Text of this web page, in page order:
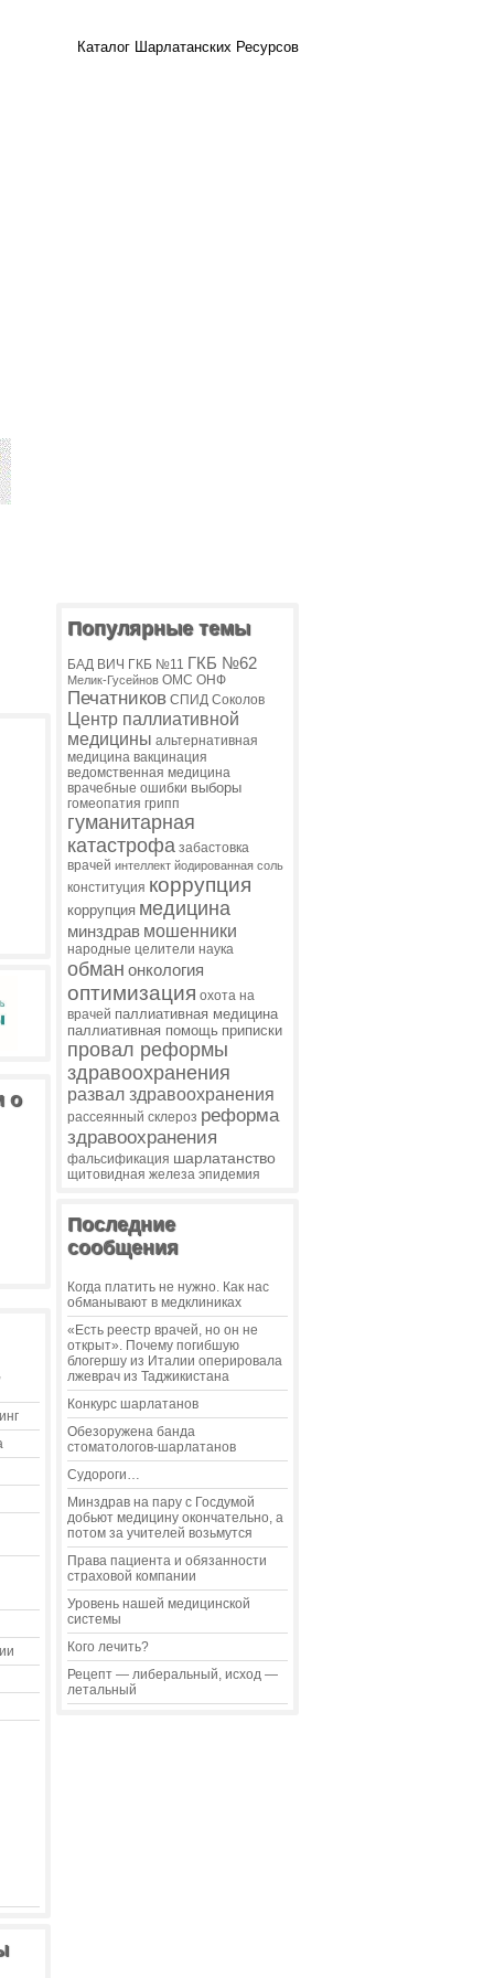
Каталог Шарлатанских Ресурсов
о
Популярные темы
БАД ВИЧ ГКБ №11 ГКБ №62
Мелик-Гусейнов ОМС ОНФ
Печатников СПИД Соколов
Центр паллиативной
медицины альтернативная
медицина вакцинация
ведомственная медицина
врачебные ошибки выборы
гомеопатия грипп
гуманитарная
катастрофа забастовка
врачей интеллект йодированная соль
конституция коррупция
коррупция медицина
минздрав мошенники
народные целители наука
обман онкология
оптимизация охота на
врачей паллиативная медицина
паллиативная помощь приписки
провал реформы
здравоохранения
развал здравоохранения
рассеянный склероз реформа
здравоохранения
фальсификация шарлатанство
щитовидная железа эпидемия
Последние
сообщения
Когда платить не нужно. Как нас
обманывают в медклиниках
«Есть реестр врачей, но он не
открыт». Почему погибшую
блогершу из Италии оперировала
лжеврач из Таджикистана
Конкурс шарлатанов
Обезоружена банда
стоматологов-шарлатанов
Судороги…
Минздрав на пару с Госдумой
добьют медицину окончательно, а
потом за учителей возьмутся
Права пациента и обязанности
страховой компании
Уровень нашей медицинской
системы
Кого лечить?
Рецепт — либеральный, исход —
летальный